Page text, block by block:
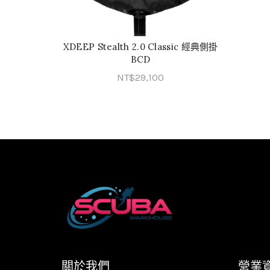
加入購物車
XDEEP Stealth 2.0 Classic 經典側掛
BCD
NT$29,100
關於我們 營業